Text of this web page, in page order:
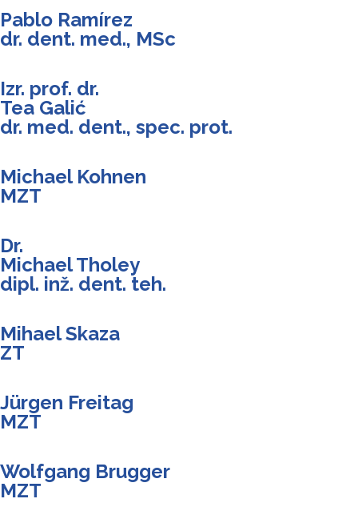
Pablo Ramírez
dr. dent. med., MSc
Izr. prof. dr.
Tea Galić
dr. med. dent., spec. prot.
Michael Kohnen
MZT
Dr.
Michael Tholey
dipl. inž. dent. teh.
Mihael Skaza
ZT
Jürgen Freitag
MZT
Wolfgang Brugger
MZT